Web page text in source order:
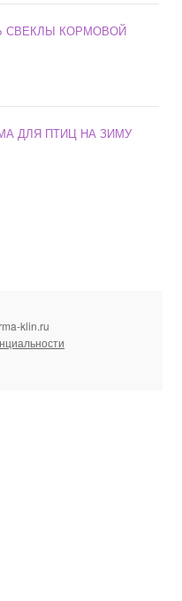
СВЕКЛЫ КОРМОВОЙ
ДЛЯ ПТИЦ НА ЗИМУ
klin.ru